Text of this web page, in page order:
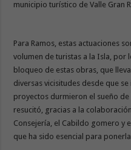
municipio turístico de Valle Gran
Para Ramos, estas actuaciones
volumen de turistas a la Isla, por
bloqueo de estas obras, que
diversas vicisitudes desde que
proyectos durmieron el sueño
resucitó, gracias a la
Consejería, el Cabildo gomero y
que ha sido esencial para